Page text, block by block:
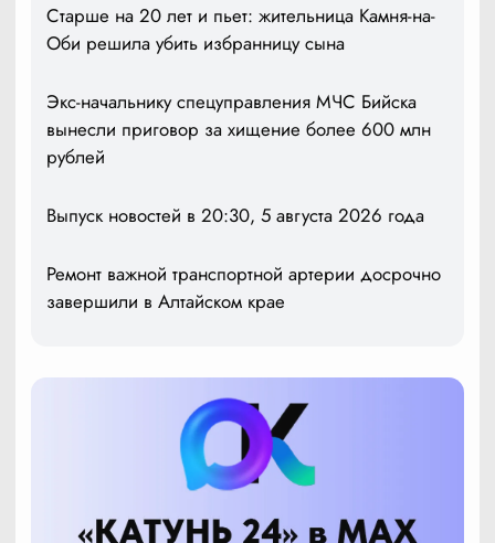
Старше на 20 лет и пьет: жительница Камня-на-
Оби решила убить избранницу сына
Экс-начальнику спецуправления МЧС Бийска
вынесли приговор за хищение более 600 млн
рублей
Выпуск новостей в 20:30, 5 августа 2026 года
Ремонт важной транспортной артерии досрочно
завершили в Алтайском крае